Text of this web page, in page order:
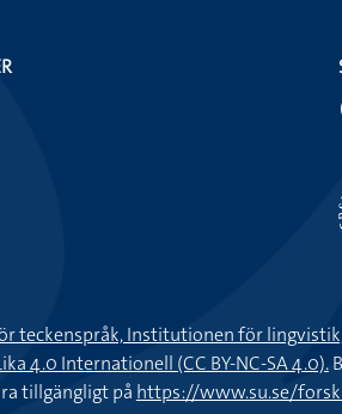
teckenspråk, Institutionen för
4.0 Internationell (CC BY-NC-SA 4.0).
tillgängligt på https://www.su.se/